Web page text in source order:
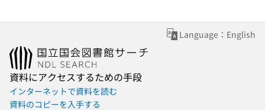
Language：English
資料にアクセスするための手段
インターネットで資料を読む
資料のコピーを入手する